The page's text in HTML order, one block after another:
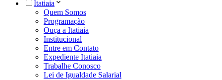
Itatiaia
Quem Somos
Programação
Ouça a Itatiaia
Institucional
Entre em Contato
Expediente Itatiaia
Trabalhe Conosco
Lei de Igualdade Salarial